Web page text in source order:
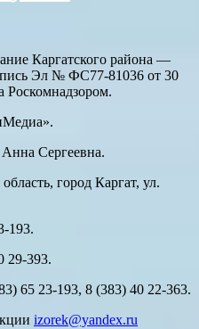
Каргатского района —
Эл № ФС77-81036 от 30
Роскомнадзором.
Сергеевна.
город Каргат, ул.
193.
29-393.
65 23-193, 8 (383) 40 22-363.
izorek@yandex.ru